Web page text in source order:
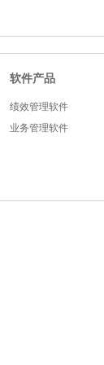
软件产品
绩效管理软件
业务管理软件